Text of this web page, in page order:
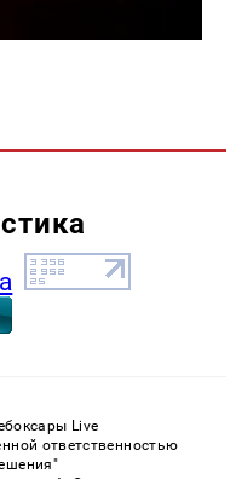
Live
ответственностью